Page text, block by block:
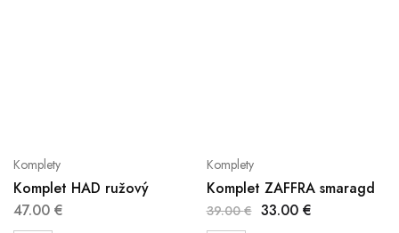
Komplety
Komplet HAD ružový
47.00 €
Komplety
Komplet ZAFFRA smaragd
39.00€ 33.00 €